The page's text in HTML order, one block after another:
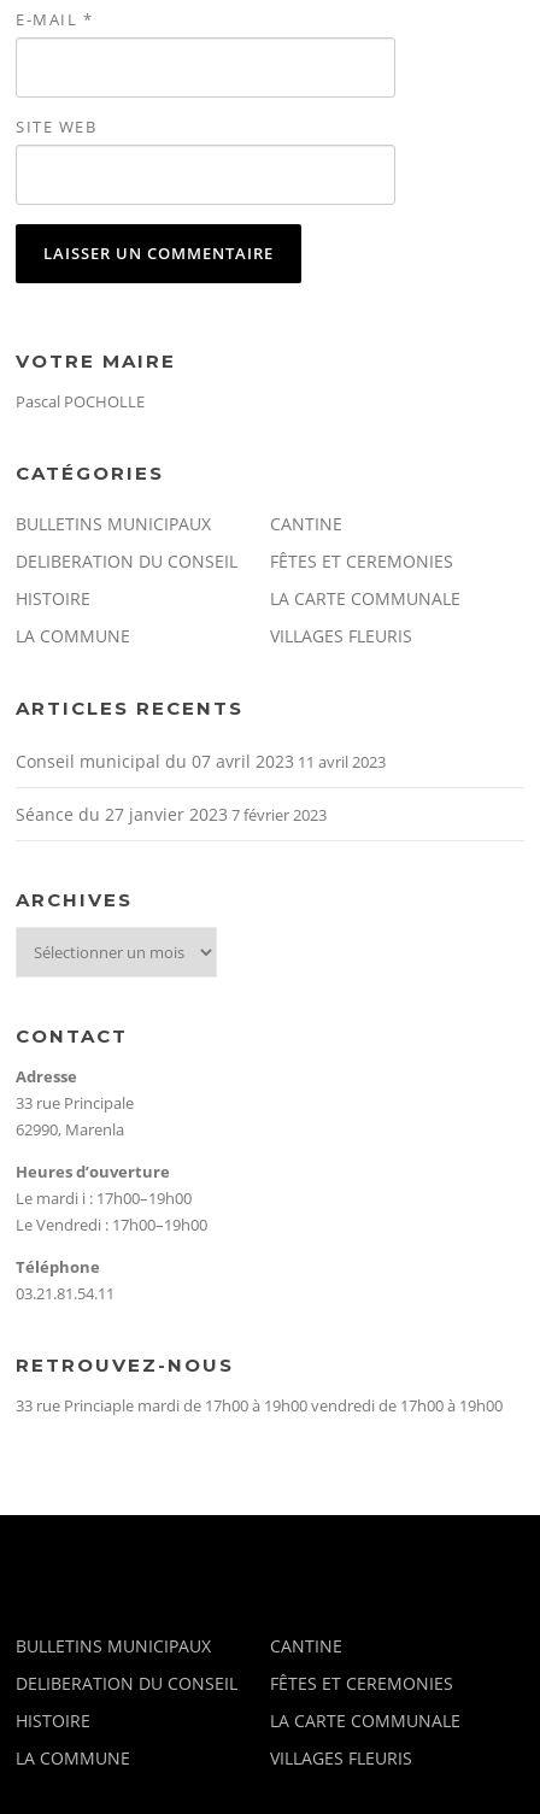
E-MAIL *
SITE WEB
VOTRE MAIRE
Pascal POCHOLLE
CATÉGORIES
BULLETINS MUNICIPAUX
CANTINE
DELIBERATION DU CONSEIL
FÊTES ET CEREMONIES
HISTOIRE
LA CARTE COMMUNALE
LA COMMUNE
VILLAGES FLEURIS
ARTICLES RECENTS
Conseil municipal du 07 avril 2023 11 avril 2023
Séance du 27 janvier 2023 7 février 2023
ARCHIVES
CONTACT
Adresse
33 rue Principale
62990, Marenla
Heures d’ouverture
Le mardi i : 17h00–19h00
Le Vendredi : 17h00–19h00
Téléphone
03.21.81.54.11
RETROUVEZ-NOUS
33 rue Princiaple mardi de 17h00 à 19h00 vendredi de 17h00 à 19h00
BULLETINS MUNICIPAUX
CANTINE
DELIBERATION DU CONSEIL
FÊTES ET CEREMONIES
HISTOIRE
LA CARTE COMMUNALE
LA COMMUNE
VILLAGES FLEURIS